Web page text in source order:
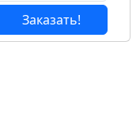
Заказать!